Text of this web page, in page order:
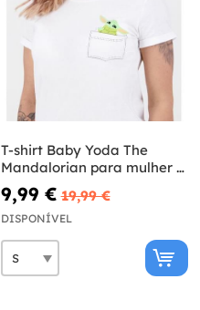
T-shirt Baby Yoda The
Mandalorian para mulher -
Star Wars
9,99 € 19,99 €
DISPONÍVEL